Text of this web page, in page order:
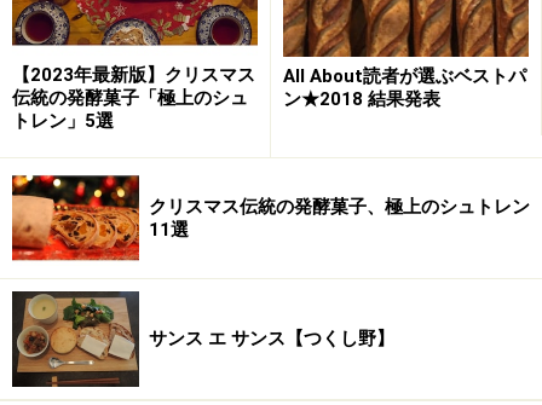
エシレ・ラトリエ デュ ブール（ガーデンプ
ラザB 1階）
エシレ・ラトリエ デュ ブール
フランス産A.O.P.認定の最高級の発酵バター「エシレ」の
魅力を体験できる専門店の中でも、麻布台ヒルズにオー
プンした「エシレ・ラトリエ デュ ブール」は、クロワッ
サンやブリオッシュなどのヴィエノワズリを主役にした
専門店。どれもシンプルゆえに上質なバターの香りと味
わいが堪能できます。
【2023年最新版】クリスマス
伝統の発酵菓子「極上のシュ
トレン」5選
All About読者が選ぶベストパ
ン★2018 結果発表
クリスマス伝統の発酵菓子、極上のシュトレン
11選
サンス エ サンス【つくし野】